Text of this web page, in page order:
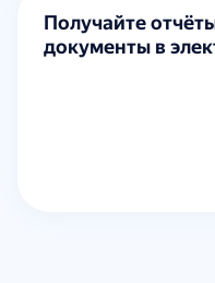
Получайте
документы в